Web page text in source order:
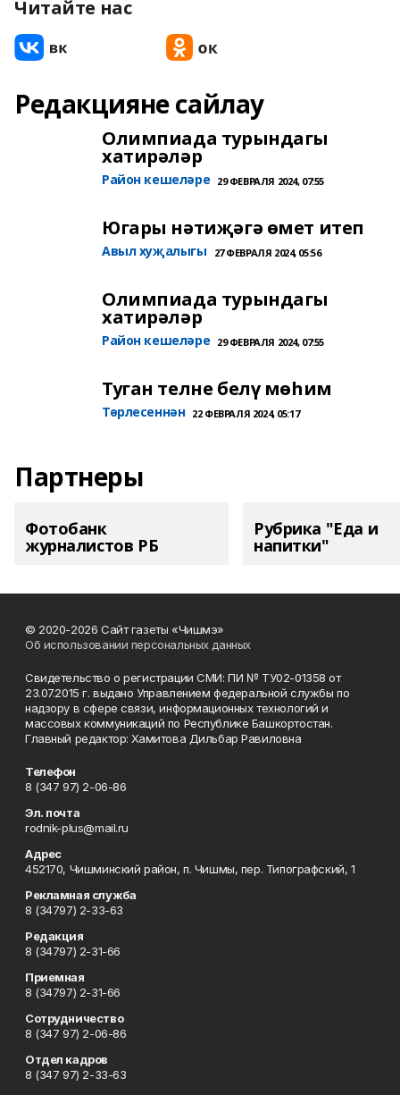
Читайте нас
Редакцияне сайлау
Олимпиада турындагы
хатирәләр
Район кешеләре 29 ФЕВРАЛЯ 2024, 07:55
Югары нәтиҗәгә өмет итеп
Авыл хуҗалыгы 27 ФЕВРАЛЯ 2024, 05:56
Олимпиада турындагы
хатирәләр
Район кешеләре 29 ФЕВРАЛЯ 2024, 07:55
Туган телне белү мөһим
Төрлесеннән 22 ФЕВРАЛЯ 2024, 05:17
Партнеры
Фотобанк
журналистов РБ
Рубрика "Еда и
напитки"
© 2020-2026 Сайт газеты «Чишмэ»
Об использовании персональных данных
Свидетельство о регистрации СМИ: ПИ № ТУ02-01358 от
23.07.2015 г. выдано Управлением федеральной службы по
надзору в сфере связи, информационных технологий и
массовых коммуникаций по Республике Башкортостан.
Главный редактор: Хамитова Дильбар Равиловна
Телефон
8 (347 97) 2-06-86
Эл. почта
rodnik-plus@mail.ru
Адрес
452170, Чишминский район, п. Чишмы, пер. Типографский, 1
Рекламная служба
8 (34797) 2-33-63
Редакция
8 (34797) 2-31-66
Приемная
8 (34797) 2-31-66
Сотрудничество
8 (347 97) 2-06-86
Отдел кадров
8 (347 97) 2-33-63